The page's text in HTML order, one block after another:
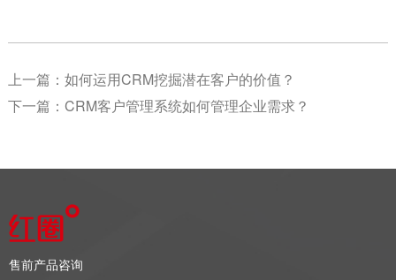
上一篇： 如何运用CRM挖掘潜在客户的价值？
下一篇： CRM客户管理系统如何管理企业需求？
售前产品咨询